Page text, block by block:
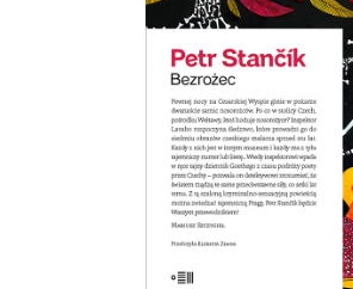
E-BOOK DO
Szalony kryminał z
wątkami
jednocześnie
tajemniczych
Parodia powieści
39.00zł